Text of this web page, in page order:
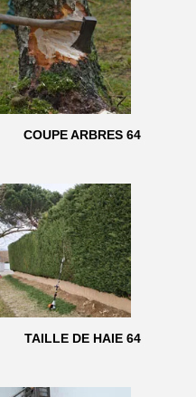
COUPE ARBRES 64
TAILLE DE HAIE 64